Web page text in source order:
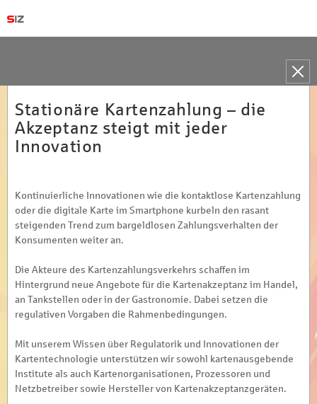
Toggle
Stationäre Kartenzahlung – die
Akzeptanz steigt mit jeder
Innovation
Kontinuierliche Innovationen wie die kontaktlose Kartenzahlung
oder die digitale Karte im Smartphone kurbeln den rasant
steigenden Trend zum bargeldlosen Zahlungsverhalten der
Konsumenten weiter an.
Die Akteure des Kartenzahlungsverkehrs schaffen im
Hintergrund neue Angebote für die Kartenakzeptanz im Handel,
an Tankstellen oder in der Gastronomie. Dabei setzen die
regulativen Vorgaben die Rahmenbedingungen.
Mit unserem Wissen über Regulatorik und Innovationen der
Kartentechnologie unterstützen wir sowohl kartenausgebende
Institute als auch Kartenorganisationen, Prozessoren und
Netzbetreiber sowie Hersteller von Kartenakzeptanzgeräten.